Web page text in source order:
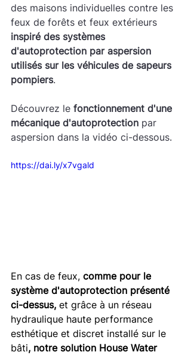
des maisons individuelles contre les
feux de forêts et feux extérieurs
inspiré des systèmes
d'autoprotection par aspersion
utilisés sur les véhicules de sapeurs
pompiers.
Découvrez le fonctionnement d'une
mécanique d'autoprotection par
aspersion dans la vidéo ci-dessous.
https://dai.ly/x7vgald
En cas de feux, comme pour le
système d'autoprotection présenté
ci-dessus, et grâce à un réseau
hydraulique haute performance
esthétique et discret installé sur le
bâti, notre solution House Water